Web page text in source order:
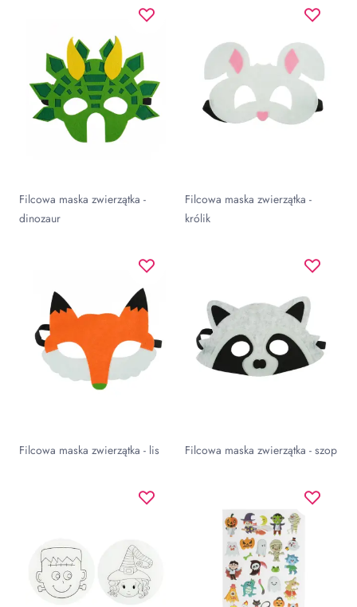
Filcowa maska zwierzątka -
dinozaur
Filcowa maska zwierzątka -
królik
Filcowa maska zwierzątka - lis Filcowa maska zwierzątka - szop